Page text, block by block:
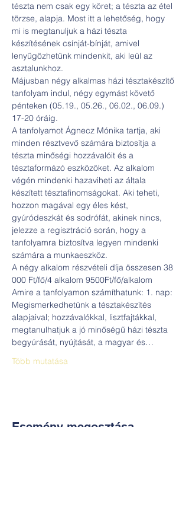
tészta nem csak egy köret; a tészta az étel
törzse, alapja. Most itt a lehetőség, hogy
mi is megtanuljuk a házi tészta
készítésének csínját-bínját, amivel
lenyűgözhetünk mindenkit, aki leül az
asztalunkhoz.
Májusban négy alkalmas házi tésztakészítő
tanfolyam indul, négy egymást követő
pénteken (05.19., 05.26., 06.02., 06.09.)
17-20 óráig.
A tanfolyamot Ágnecz Mónika tartja, aki
minden résztvevő számára biztosítja a
tészta minőségi hozzávalóit és a
tésztaformázó eszközöket. Az alkalom
végén mindenki hazaviheti az általa
készített tésztafinomságokat. Aki teheti,
hozzon magával egy éles kést,
gyúródeszkát és sodrófát, akinek nincs,
jelezze a regisztráció során, hogy a
tanfolyamra biztosítva legyen mindenki
számára a munkaeszköz.
A négy alkalom részvételi díja összesen 38
000 Ft/fő/4 alkalom 9500Ft/fő/alkalom
Amire a tanfolyamon számíthatunk: 1. nap:
Megismerkedhetünk a tésztakészítés
alapjaival; hozzávalókkal, lisztfajtákkal,
megtanulhatjuk a jó minőségű házi tészta
begyúrását, nyújtását, a magyar és…
Több mutatása
Esemény megosztása